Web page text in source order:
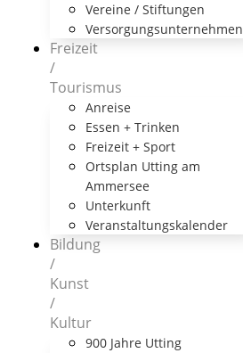
Vereine / Stiftungen
Versorgungsunternehmen
Freizeit
/
Tourismus
Anreise
Essen + Trinken
Freizeit + Sport
Ortsplan Utting am
Ammersee
Unterkunft
Veranstaltungskalender
Bildung
/
Kunst
/
Kultur
900 Jahre Utting